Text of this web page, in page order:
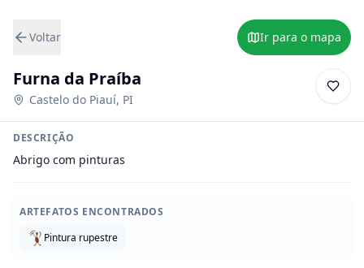
Voltar Ir para o mapa
Furna da Praíba
Castelo do Piauí, PI
DESCRIÇÃO
Abrigo com pinturas
ARTEFATOS ENCONTRADOS
Pintura rupestre